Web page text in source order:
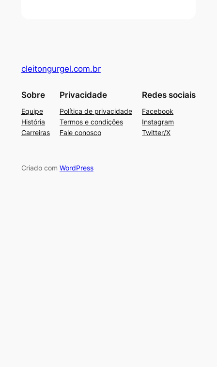
cleitongurgel.com.br
Sobre
Equipe
História
Carreiras
Privacidade
Política de privacidade
Termos e condições
Fale conosco
Redes sociais
Facebook
Instagram
Twitter/X
Criado com WordPress